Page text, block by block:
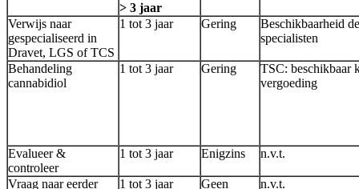
> 3 jaar
Verwijs naar
gespecialiseerd in
Dravet, LGS of TCS
1 tot 3 jaar Gering
Beschikbaarheid
specialisten
Behandeling
cannabidiol
1 tot 3 jaar Gering
TSC: beschikbaar
vergoeding
Evalueer &
controleer
1 tot 3 jaar Enigzins n.v.t.
Vraag naar eerder
1 tot 3 jaar Geen n.v.t.